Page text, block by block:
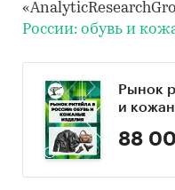
России: обувь и
Рынок
и
88